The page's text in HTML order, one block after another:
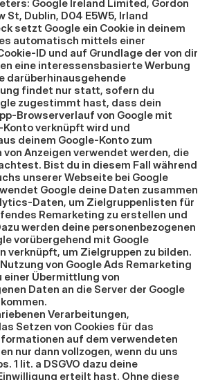
Google Ireland Limited, Gordon
St, Dublin, D04 E5W5, Irland
setzt Google ein Cookie in deinem
automatisch mittels einer
ID und auf Grundlage der von dir
eine interessensbasierte Werbung
darüberhinausgehende
findet nur statt, sofern du
zugestimmt hast, dass dein
Browserverlauf von Google mit
verknüpft wird und
deinem Google-Konto zum
von Anzeigen verwendet werden, die
Bist du in diesem Fall während
unserer Webseite bei Google
Google deine Daten zusammen
Daten, um Zielgruppenlisten für
Remarketing zu erstellen und
werden deine personenbezogenen
vorübergehend mit Google
verknüpft, um Zielgruppen zu bilden.
von Google Ads Remarketing
einer Übermittlung von
Daten an die Server der Google
Verarbeitungen,
Setzen von Cookies für das
auf dem verwendeten
nur dann vollzogen, wenn du uns
1 lit. a DSGVO dazu deine
erteilt hast. Ohne diese